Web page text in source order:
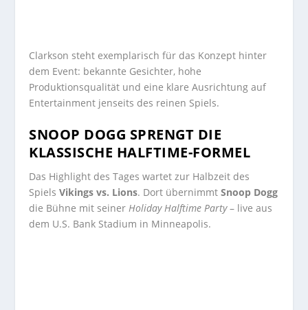
Clarkson steht exemplarisch für das Konzept hinter
dem Event: bekannte Gesichter, hohe
Produktionsqualität und eine klare Ausrichtung auf
Entertainment jenseits des reinen Spiels.
SNOOP DOGG SPRENGT DIE
KLASSISCHE HALFTIME-FORMEL
Das Highlight des Tages wartet zur Halbzeit des
SpielsVikings vs. Lions. Dort übernimmtSnoop Dogg
die Bühne mit seinerHoliday Halftime Party– live aus
dem U.S. Bank Stadium in Minneapolis.